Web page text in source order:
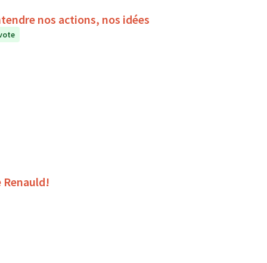
nos actions, nos idées
Renauld!